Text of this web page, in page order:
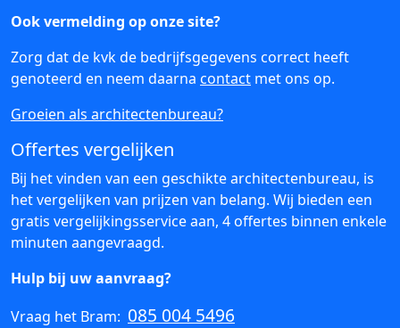
Ook vermelding op onze site?
Zorg dat de kvk de bedrijfsgegevens correct heeft
genoteerd en neem daarna contact met ons op.
Groeien als architectenbureau?
Offertes vergelijken
Bij het vinden van een geschikte architectenbureau, is
het vergelijken van prijzen van belang. Wij bieden een
gratis vergelijkingsservice aan, 4 offertes binnen enkele
minuten aangevraagd.
Hulp bij uw aanvraag?
Vraag het Bram: 085 004 5496